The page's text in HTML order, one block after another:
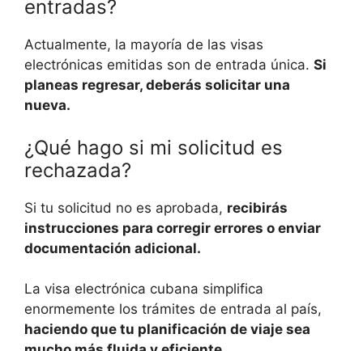
entradas?
Actualmente, la mayoría de las visas
electrónicas emitidas son de entrada única. Si
planeas regresar, deberás solicitar una
nueva.
¿Qué hago si mi solicitud es
rechazada?
Si tu solicitud no es aprobada, recibirás
instrucciones para corregir errores o enviar
documentación adicional.
La visa electrónica cubana simplifica
enormemente los trámites de entrada al país,
haciendo que tu planificación de viaje sea